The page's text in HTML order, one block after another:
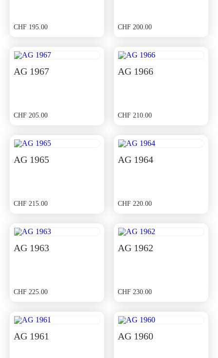
CHF 195.00 CHF 200.00
AG 1967
CHF 205.00
AG 1966
CHF 210.00
AG 1965
CHF 215.00
AG 1964
CHF 220.00
AG 1963
CHF 225.00
AG 1962
CHF 230.00
AG 1961 AG 1960